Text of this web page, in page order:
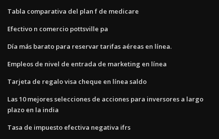
Tabla comparativa del plan f de medicare
Efectivo n comercio pottsville pa
Día más barato para reservar tarifas aéreas en línea.
Empleos de nivel de entrada de marketing en línea
Tarjeta de regalo visa cheque en línea saldo
Las 10 mejores selecciones de acciones para inversores a largo
plazo en la india
Tasa de impuesto efectiva negativa ifrs